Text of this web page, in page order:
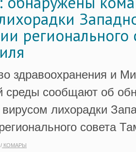
регионального
здравоохранения и
среды сообщают об
лихорадки
совета
КОМАРЫ